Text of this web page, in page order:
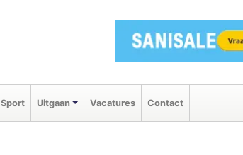
Sport Uitgaan Vacatures Contact